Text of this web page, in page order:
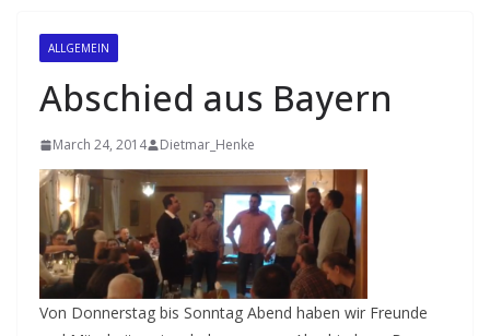
ALLGEMEIN
Abschied aus Bayern
March 24, 2014 Dietmar_Henke
Von Donnerstag bis Sonntag Abend haben wir Freunde